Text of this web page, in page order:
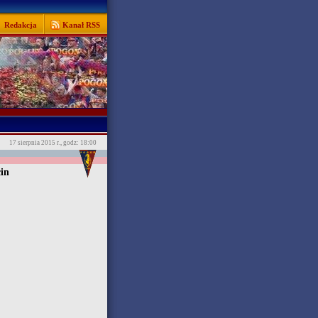
Redakcja Kanał RSS
17 sierpnia 2015 r., godz: 18:00